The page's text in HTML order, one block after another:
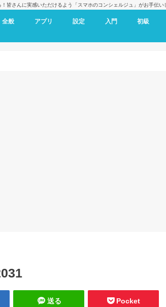
皆さんに実感いただけるよう「スマホのコンシェルジュ」がお手伝い
全般 アプリ 設定 入門 初級
送る Pocket